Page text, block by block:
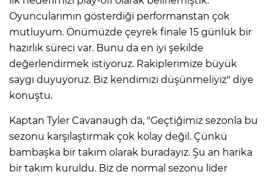
Oyuncularımın gösterdiği performanstan çok
mutluyum. Önümüzde çeyrek finale 15 günlük bir
hazırlık süreci var. Bunu da en iyi şekilde
değerlendirmek istiyoruz. Rakiplerimize büyük
saygı duyuyoruz. Biz kendimizi düşünmeliyiz" diye
konuştu.
Kaptan Tyler Cavanaugh da, "Geçtiğimiz sezonla bu
sezonu karşılaştırmak çok kolay değil. Çünkü
bambaşka bir takım olarak buradayız. Şu an harika
bir takım kuruldu. Biz de normal sezonu lider